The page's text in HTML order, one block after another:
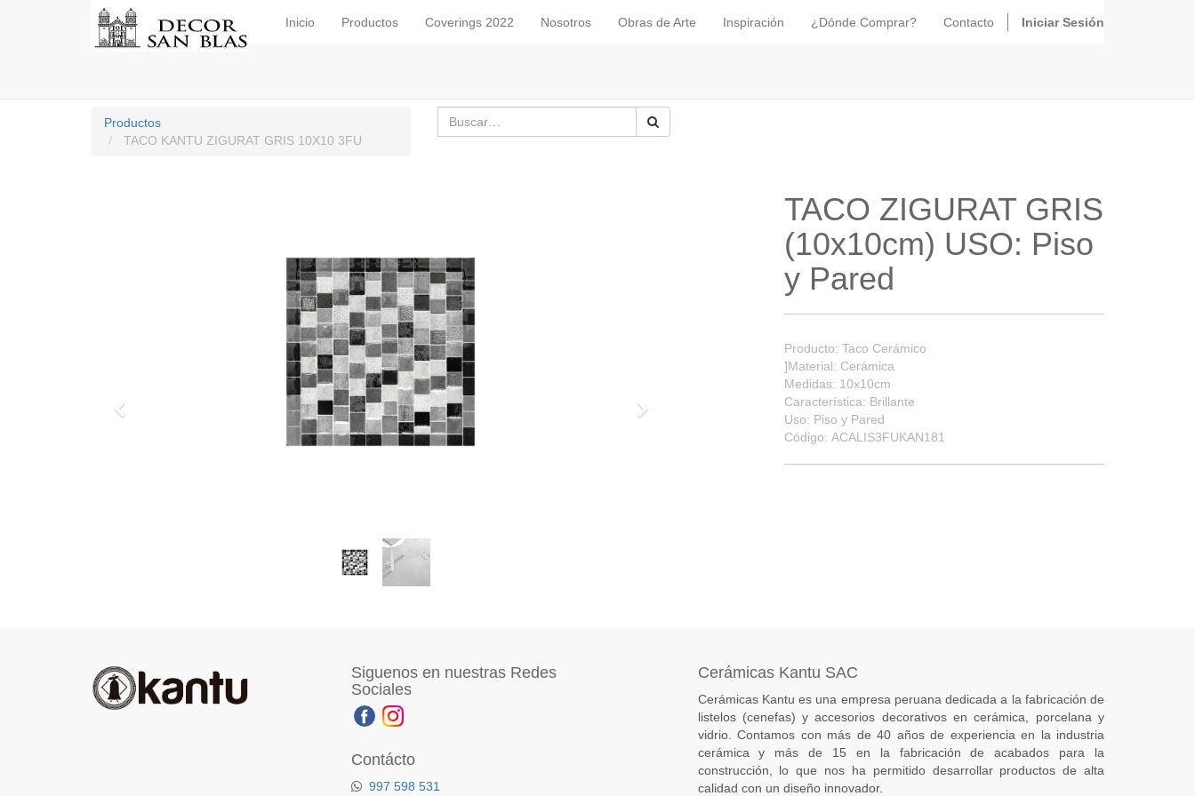
Inicio Productos Coverings 2022 Nosotros Obras de Arte Inspiración ¿Dónde Comprar? Contacto Iniciar Sesión
Productos
TACO KANTU ZIGURAT GRIS 10X10 3FU
Siguiente
TACO ZIGURAT GRIS
(10x10cm) USO: Piso
y Pared
Producto: Taco Cerámico
]Material: Cerámica
Medidas: 10x10cm
Característica: Brillante
Uso: Piso y Pared
Código: ACALIS3FUKAN181
Siguenos en nuestras Redes
Sociales
Contácto
997 598 531
Cerámicas Kantu SAC
Cerámicas Kantu es una empresa peruana dedicada a la fabricación de
listelos (cenefas) y accesorios decorativos en cerámica, porcelana y
vidrio. Contamos con más de 40 años de experiencia en la industria
cerámica y más de 15 en la fabricación de acabados para la
construcción, lo que nos ha permitido desarrollar productos de alta
calidad con un diseño innovador.